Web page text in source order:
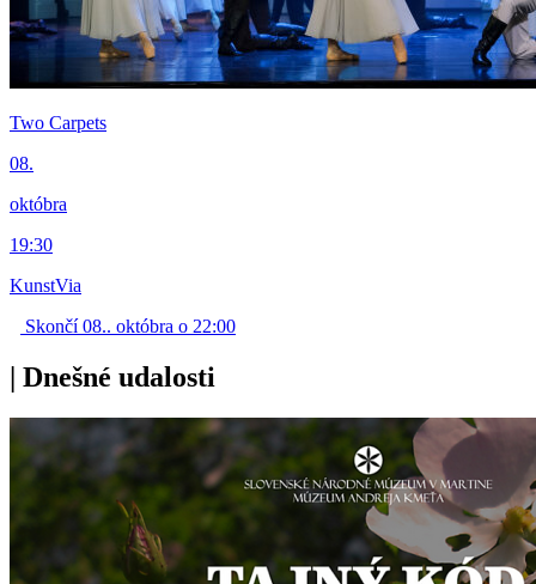
Two Carpets
08.
októbra
19:30
KunstVia
Skončí 08.. októbra o 22:00
| Dnešné udalosti